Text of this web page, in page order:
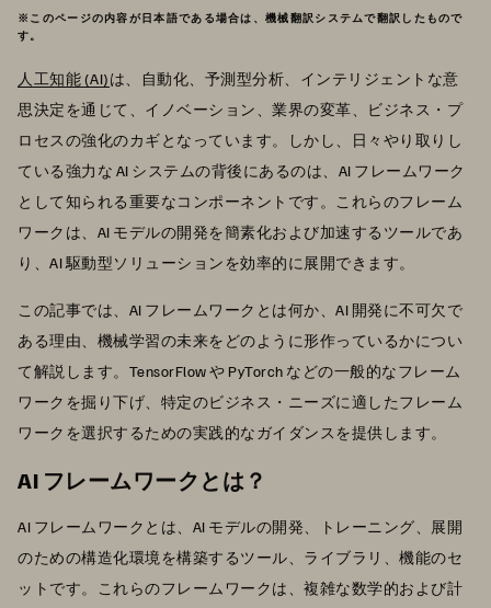
※このページの内容が日本語である場合は、機械翻訳システムで翻訳したもので
す。
人工知能 (AI)は、自動化、予測型分析、インテリジェントな意
思決定を通じて、イノベーション、業界の変革、ビジネス・プ
ロセスの強化のカギとなっています。しかし、日々やり取りし
ている強力な AI システムの背後にあるのは、AI フレームワーク
として知られる重要なコンポーネントです。これらのフレーム
ワークは、AI モデルの開発を簡素化および加速するツールであ
り、AI 駆動型ソリューションを効率的に展開できます。
この記事では、AI フレームワークとは何か、AI 開発に不可欠で
ある理由、機械学習の未来をどのように形作っているかについ
て解説します。TensorFlow や PyTorch などの一般的なフレーム
ワークを掘り下げ、特定のビジネス・ニーズに適したフレーム
ワークを選択するための実践的なガイダンスを提供します。
AI フレームワークとは？
AI フレームワークとは、AI モデルの開発、トレーニング、展開
のための構造化環境を構築するツール、ライブラリ、機能のセ
ットです。これらのフレームワークは、複雑な数学的および計